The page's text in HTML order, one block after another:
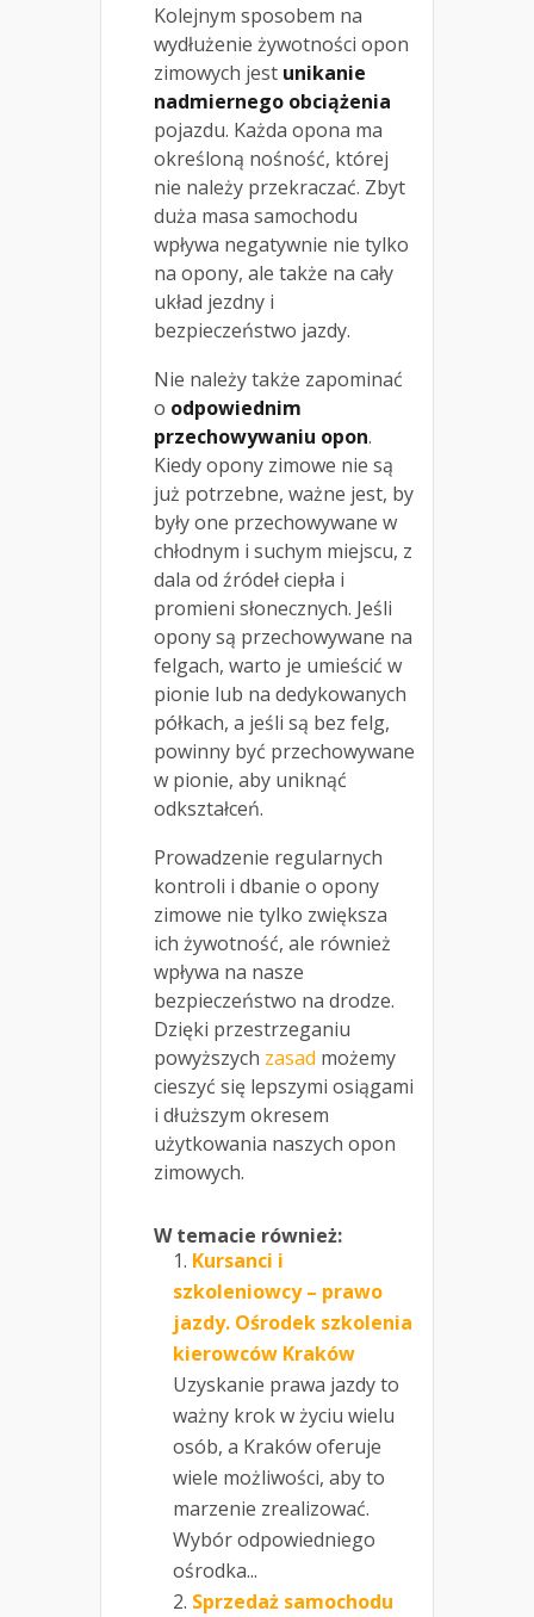
Kolejnym sposobem na
wydłużenie żywotności opon
zimowych jest unikanie
nadmiernego obciążenia
pojazdu. Każda opona ma
określoną nośność, której
nie należy przekraczać. Zbyt
duża masa samochodu
wpływa negatywnie nie tylko
na opony, ale także na cały
układ jezdny i
bezpieczeństwo jazdy.
Nie należy także zapominać
o odpowiednim
przechowywaniu opon.
Kiedy opony zimowe nie są
już potrzebne, ważne jest, by
były one przechowywane w
chłodnym i suchym miejscu, z
dala od źródeł ciepła i
promieni słonecznych. Jeśli
opony są przechowywane na
felgach, warto je umieścić w
pionie lub na dedykowanych
półkach, a jeśli są bez felg,
powinny być przechowywane
w pionie, aby uniknąć
odkształceń.
Prowadzenie regularnych
kontroli i dbanie o opony
zimowe nie tylko zwiększa
ich żywotność, ale również
wpływa na nasze
bezpieczeństwo na drodze.
Dzięki przestrzeganiu
powyższych zasad możemy
cieszyć się lepszymi osiągami
i dłuższym okresem
użytkowania naszych opon
zimowych.
W temacie również:
Kursanci i
szkoleniowcy – prawo
jazdy. Ośrodek szkolenia
kierowców Kraków
Uzyskanie prawa jazdy to
ważny krok w życiu wielu
osób, a Kraków oferuje
wiele możliwości, aby to
marzenie zrealizować.
Wybór odpowiedniego
ośrodka...
Sprzedaż samochodu